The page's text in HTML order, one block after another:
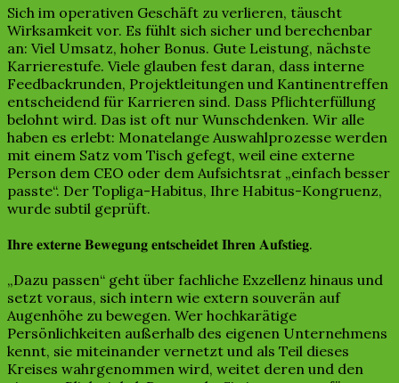
Sich im operativen Geschäft zu verlieren, täuscht
Wirksamkeit vor. Es fühlt sich sicher und berechenbar
an: Viel Umsatz, hoher Bonus. Gute Leistung, nächste
Karrierestufe. Viele glauben fest daran, dass interne
Feedbackrunden, Projektleitungen und Kantinentreffen
entscheidend für Karrieren sind. Dass Pflichterfüllung
belohnt wird. Das ist oft nur Wunschdenken. Wir alle
haben es erlebt: Monatelange Auswahlprozesse werden
mit einem Satz vom Tisch gefegt, weil eine externe
Person dem CEO oder dem Aufsichtsrat „einfach besser
passte“. Der Topliga-Habitus, Ihre Habitus-Kongruenz,
wurde subtil geprüft.
𝐈𝐡𝐫𝐞 𝐞𝐱𝐭𝐞𝐫𝐧𝐞 𝐁𝐞𝐰𝐞𝐠𝐮𝐧𝐠 𝐞𝐧𝐭𝐬𝐜𝐡𝐞𝐢𝐝𝐞𝐭 𝐈𝐡𝐫𝐞𝐧 𝐀𝐮𝐟𝐬𝐭𝐢𝐞𝐠.
„Dazu passen“ geht über fachliche Exzellenz hinaus und
setzt voraus, sich intern wie extern souverän auf
Augenhöhe zu bewegen. Wer hochkarätige
Persönlichkeiten außerhalb des eigenen Unternehmens
kennt, sie miteinander vernetzt und als Teil dieses
Kreises wahrgenommen wird, weitet deren und den